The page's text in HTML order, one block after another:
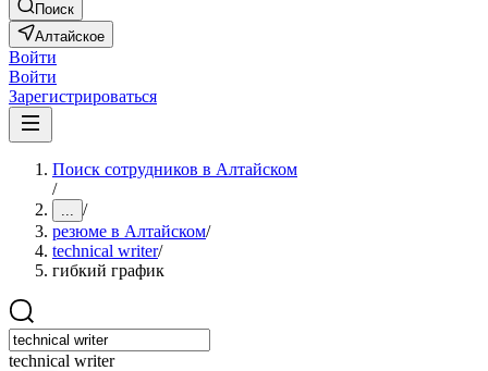
Поиск
Алтайское
Войти
Войти
Зарегистрироваться
Поиск сотрудников в Алтайском
/
... /
резюме в Алтайском/
technical writer/
гибкий график
technical writer